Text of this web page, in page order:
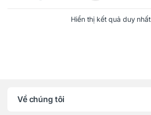
Hiển thị kết quả duy nhất
Về chúng tôi